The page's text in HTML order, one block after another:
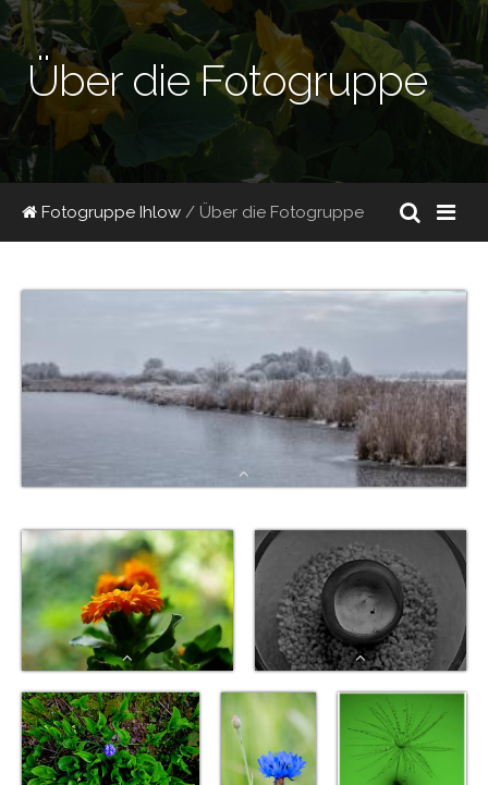
Über die Fotogruppe
Fotogruppe Ihlow / Über die Fotogruppe